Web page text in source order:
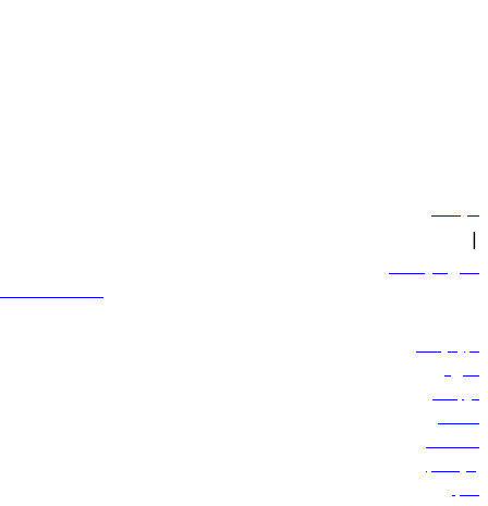
سياساتنا
|
الشروط والأحكام
600 544 445
حجز الرحلات
العروض
الوجهات
الأمتعة
المساعدة
إدارة الحجز
الأخبار